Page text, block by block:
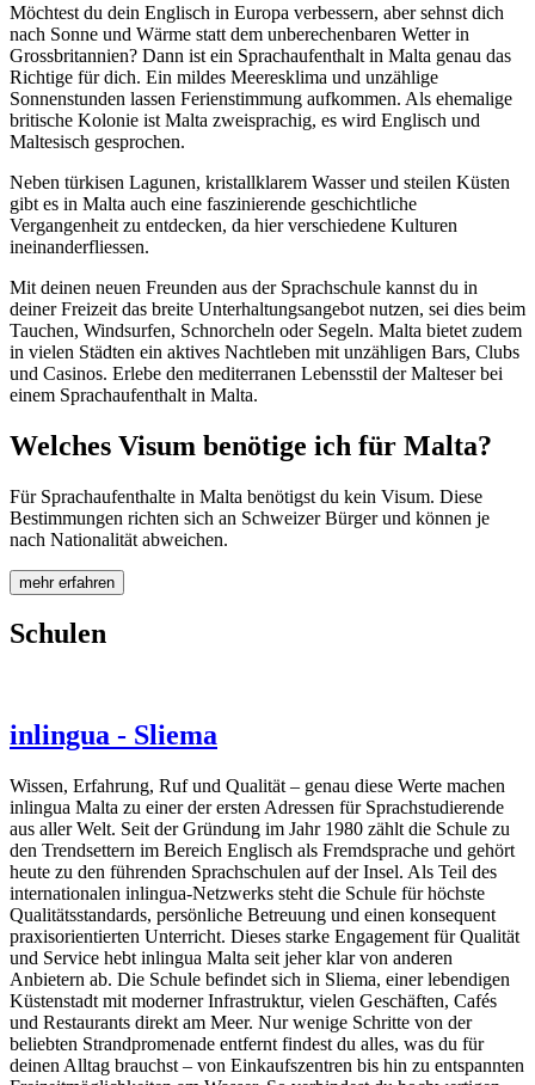
Möchtest du dein Englisch in Europa verbessern, aber sehnst dich
nach Sonne und Wärme statt dem unberechenbaren Wetter in
Grossbritannien? Dann ist ein Sprachaufenthalt in Malta genau das
Richtige für dich. Ein mildes Meeresklima und unzählige
Sonnenstunden lassen Ferienstimmung aufkommen. Als ehemalige
britische Kolonie ist Malta zweisprachig, es wird Englisch und
Maltesisch gesprochen.
Neben türkisen Lagunen, kristallklarem Wasser und steilen Küsten
gibt es in Malta auch eine faszinierende geschichtliche
Vergangenheit zu entdecken, da hier verschiedene Kulturen
ineinanderfliessen.
Mit deinen neuen Freunden aus der Sprachschule kannst du in
deiner Freizeit das breite Unterhaltungsangebot nutzen, sei dies beim
Tauchen, Windsurfen, Schnorcheln oder Segeln. Malta bietet zudem
in vielen Städten ein aktives Nachtleben mit unzähligen Bars, Clubs
und Casinos. Erlebe den mediterranen Lebensstil der Malteser bei
einem Sprachaufenthalt in Malta.
Welches Visum benötige ich für Malta?
Für Sprachaufenthalte in Malta benötigst du kein Visum. Diese
Bestimmungen richten sich an Schweizer Bürger und können je
nach Nationalität abweichen.
mehr erfahren
Schulen
inlingua - Sliema
Wissen, Erfahrung, Ruf und Qualität – genau diese Werte machen
inlingua Malta zu einer der ersten Adressen für Sprachstudierende
aus aller Welt. Seit der Gründung im Jahr 1980 zählt die Schule zu
den Trendsettern im Bereich Englisch als Fremdsprache und gehört
heute zu den führenden Sprachschulen auf der Insel. Als Teil des
internationalen inlingua-Netzwerks steht die Schule für höchste
Qualitätsstandards, persönliche Betreuung und einen konsequent
praxisorientierten Unterricht. Dieses starke Engagement für Qualität
und Service hebt inlingua Malta seit jeher klar von anderen
Anbietern ab. Die Schule befindet sich in Sliema, einer lebendigen
Küstenstadt mit moderner Infrastruktur, vielen Geschäften, Cafés
und Restaurants direkt am Meer. Nur wenige Schritte von der
beliebten Strandpromenade entfernt findest du alles, was du für
deinen Alltag brauchst – von Einkaufszentren bis hin zu entspannten